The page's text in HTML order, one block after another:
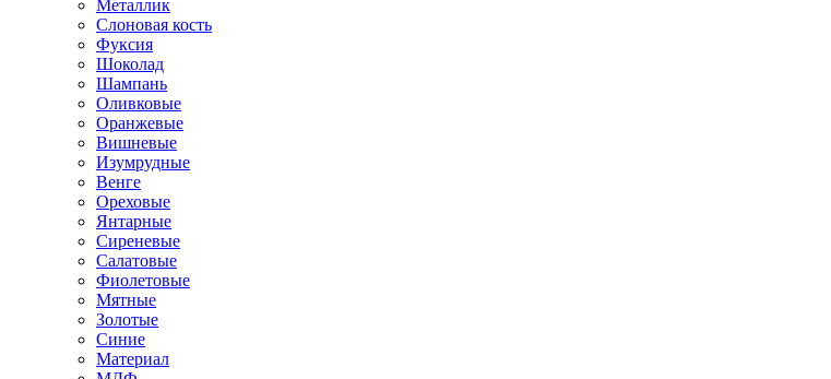
Металлик
Слоновая кость
Фуксия
Шоколад
Шампань
Оливковые
Оранжевые
Вишневые
Изумрудные
Венге
Ореховые
Янтарные
Сиреневые
Салатовые
Фиолетовые
Мятные
Золотые
Синие
Материал